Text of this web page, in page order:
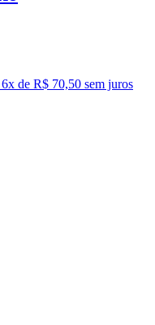
6x de R$ 70,50 sem juros